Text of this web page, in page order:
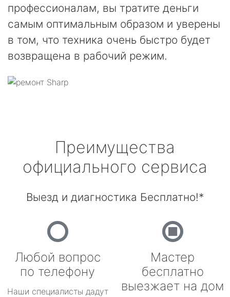
профессионалам, вы тратите деньги
самым оптимальным образом и уверены
в том, что техника очень быстро будет
возвращена в рабочий режим.
Преимущества
официального сервиса
Выезд и диагностика Бесплатно!*
Любой вопрос
по телефону
Наши специалисты дадут
Мастер
бесплатно
выезжает на дом